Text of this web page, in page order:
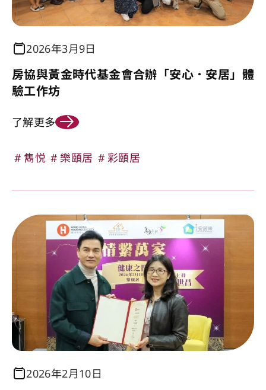
2026年3月9日
房協與黃金時代基金會合辦「安心．安居」體
驗工作坊
了解更多
雋悦 樂頤居 彩頤居
2026年2月10日